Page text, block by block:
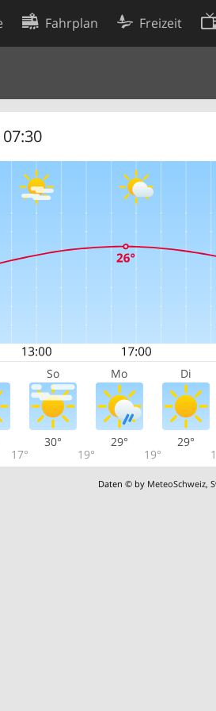
Fahrplan Freizeit
So Mo Di
17°
30°
19°
29°
19°
29°
Daten © by MeteoSchweiz,
Cookie-Einstellungen